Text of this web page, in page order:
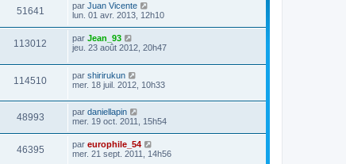
51641 par Juan Vicente
lun. 01 avr. 2013, 12h10
113012 par Jean_93
jeu. 23 août 2012, 20h47
114510 par shirirukun
mer. 18 juil. 2012, 10h33
48993 par daniellapin
mer. 19 oct. 2011, 15h54
46395 par europhile_54
mer. 21 sept. 2011, 14h56